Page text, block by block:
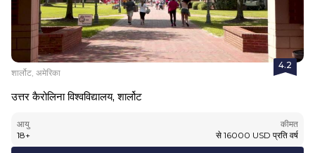
4.2
शार्लोट, अमेरिका
उत्तर कैरोलिना विश्वविद्यालय, शार्लोट
आयु
18+
कीमत
से 16000 USD प्रति वर्ष